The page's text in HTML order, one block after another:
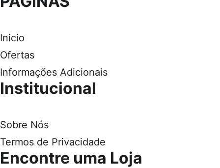
Inicio
Ofertas
Informações Adicionais
Institucional
Sobre Nós
Termos de Privacidade
Encontre uma Loja